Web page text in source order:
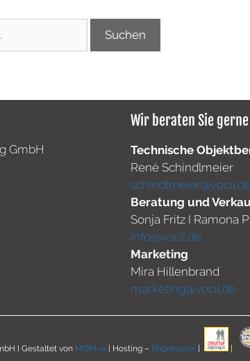
GmbH
Wir beraten Sie gerne
Technische
René Schindlmeier
Beratung und
Sonja Fritz I Ramona
info@vocil.de
Marketing
Mira Hillenbrand
marketing@vocil.de
I Gestaltet von MOM-ix | Hosting – Rhönhoster | |